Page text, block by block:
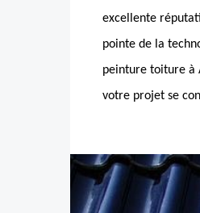
excellente
pointe de la
peinture toiture à
votre projet se